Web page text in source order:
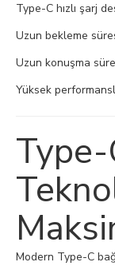
Type-C hızlı şarj
Uzun bekleme
Uzun konuşma
Yüksek
Type-
Modern Type-C